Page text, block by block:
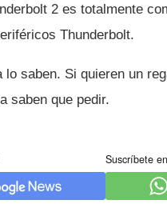
2 es totalmente
Thunderbolt.
lo saben. Si quieren un
saben que pedir.
Suscríbete